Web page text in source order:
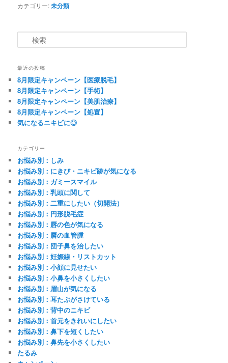
カテゴリー:未分類
最近の投稿
8月限定キャンペーン【医療脱毛】
8月限定キャンペーン【手術】
8月限定キャンペーン【美肌治療】
8月限定キャンペーン【処置】
気になるニキビに◎
カテゴリー
お悩み別：しみ
お悩み別：にきび・ニキビ跡が気になる
お悩み別：ガミースマイル
お悩み別：乳頭に関して
お悩み別：二重にしたい（切開法）
お悩み別：円形脱毛症
お悩み別：唇の色が気になる
お悩み別：唇の血管腫
お悩み別：団子鼻を治したい
お悩み別：妊娠線・リストカット
お悩み別：小顔に見せたい
お悩み別：小鼻を小さくしたい
お悩み別：眉山が気になる
お悩み別：耳たぶがさけている
お悩み別：背中のニキビ
お悩み別：首元をきれいにしたい
お悩み別：鼻下を短くしたい
お悩み別：鼻先を小さくしたい
たるみ